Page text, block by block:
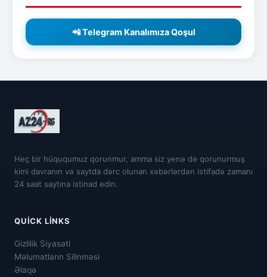
📲 Telegram Kanalımıza Qoşul
Heç bir hüququmuz qorunmur, amma siz yenə də qorunurmuş
kimi davranın və saytda dərc olunan xəbərlərdən istifadə zamanı
24 saat saytına istinad edin.
QUICK LINKS
Gizlilik Siyasəti
Məlumatların Silinməsi
Əlaqə